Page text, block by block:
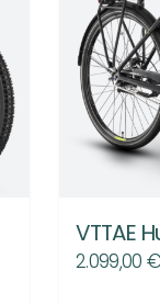
VTTAE
2.099,00 €